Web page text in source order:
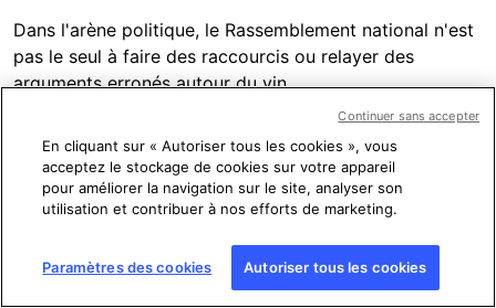
Dans l'arène politique, le Rassemblement national n'est
pas le seul à faire des raccourcis ou relayer des
arguments erronés autour du vin.
Promettant qu'il ne durcirait pas la loi Evin, Emmanuel
Macron avait confié qu'il avait l'habitude de "boire du
vin le midi et le soir" - "trop", avait alors relevé
l'épidémiologiste Catherine Hill (liens archivés
Il y a un fléau de santé publique quand la jeunesse se
saoule à vitesse accélérée avec des alcools forts ou de
la bière, mais ce n'est pas avec le vin", avait-il aussi fait
En cliquant sur « Autoriser tous les cookies », vous
acceptez le stockage de cookies sur votre appareil
pour améliorer la navigation sur le site, analyser son
utilisation et contribuer à nos efforts de marketing.
Paramètres des cookies Autoriser tous les cookies
Continuer sans accepter